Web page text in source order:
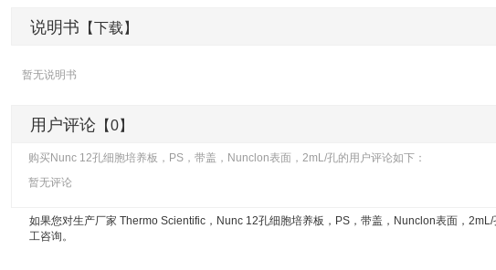
说明书 【下载】
暂无说明书
用户评论 【0】
购买Nunc 12孔细胞培养板，PS，带盖，Nunclon表面，2mL/孔的用户评论如下：
暂无评论
如果您对生产厂家 Thermo Scientific， Nunc 12孔细胞培养板，PS，带盖，Nunclon表面，2mL/
工咨询。